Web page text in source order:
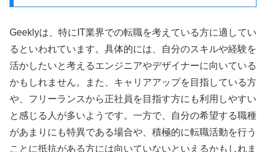
Geeklyは、特にIT業界での転職を考えている方に適してい
るといわれています。具体的には、自分のスキルや経験を
活かしたいと考えるエンジニアやデザイナーに向いている
かもしれません。また、キャリアアップを目指している方
や、フリーランスから正社員を目指す方にも利用しやすい
と感じる人が多いようです。一方で、自分の希望する職種
があまりにも特異である場合や、積極的に転職活動を行う
ことに抵抗がある方には向いていないといえるかもしれま